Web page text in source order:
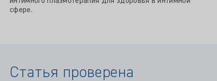
сфере.
Статья проверена